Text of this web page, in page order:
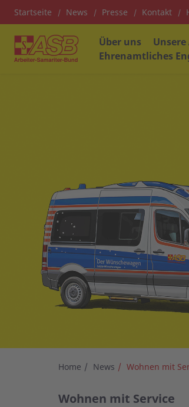
Startseite News Presse Kontakt
Über uns
Ehrenamtliches
Home News Wohnen mit
Wohnen mit Service